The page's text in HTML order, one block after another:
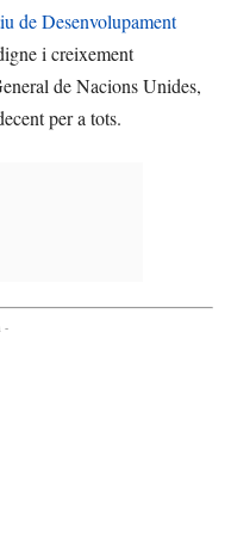
de Desenvolupament
i creixement
de Nacions Unides,
per a tots.
-